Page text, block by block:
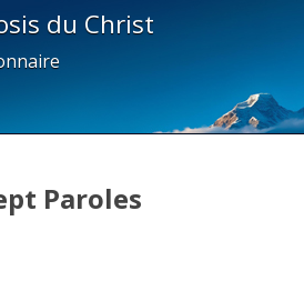
du Christ
Paroles